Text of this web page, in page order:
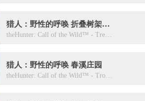
猎人：野性的呼唤 折叠树架和三脚架DLC
theHunter: Call of the Wild™ - Treestand & Tripod Pack
猎人：野性的呼唤 春溪庄园
theHunter: Call of the Wild™ - Trophy Lodge Spring Creek Manor